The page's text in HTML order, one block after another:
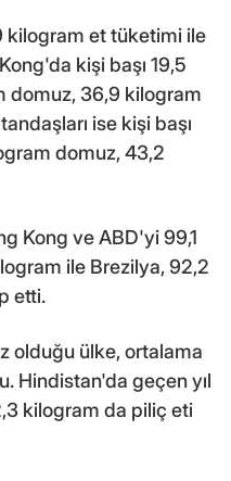
kilogram et tüketimi ile
kişi başı 19,5
domuz, 36,9 kilogram
ise kişi başı
domuz, 43,2
Kong ve ABD'yi 99,1
ile Brezilya, 92,2
etti.
olduğu ülke, ortalama
Hindistan'da geçen yıl
kilogram da piliç eti